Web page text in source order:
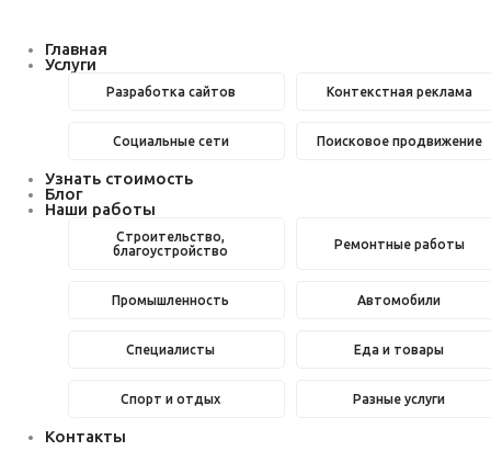
Главная
Услуги
Разработка сайтов Контекстная реклама
Социальные сети Поисковое продвижение
Узнать стоимость
Блог
Наши работы
Строительство,
благоустройство
Ремонтные работы
Промышленность Автомобили
Специалисты Еда и товары
Спорт и отдых Разные услуги
Контакты